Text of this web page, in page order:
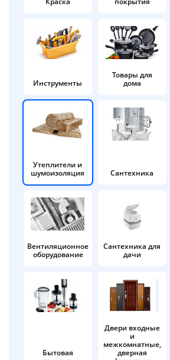
Инструменты
Товары для
дома
Утеплители и
шумоизоляция
Сантехника
Вентиляционное
оборудование
Сантехника для
дачи
Бытовая
Двери входные
и
межкомнатные,
дверная
в корзину
Оплачивайте сегодня только
25% картой любого банка
Получайте товар
выбранный способом
Оставшиеся
% будут
по25%каждые 2 недели
Подробнее
об оплате Плайтом
Остались вопросы?
8 800 302-02-51